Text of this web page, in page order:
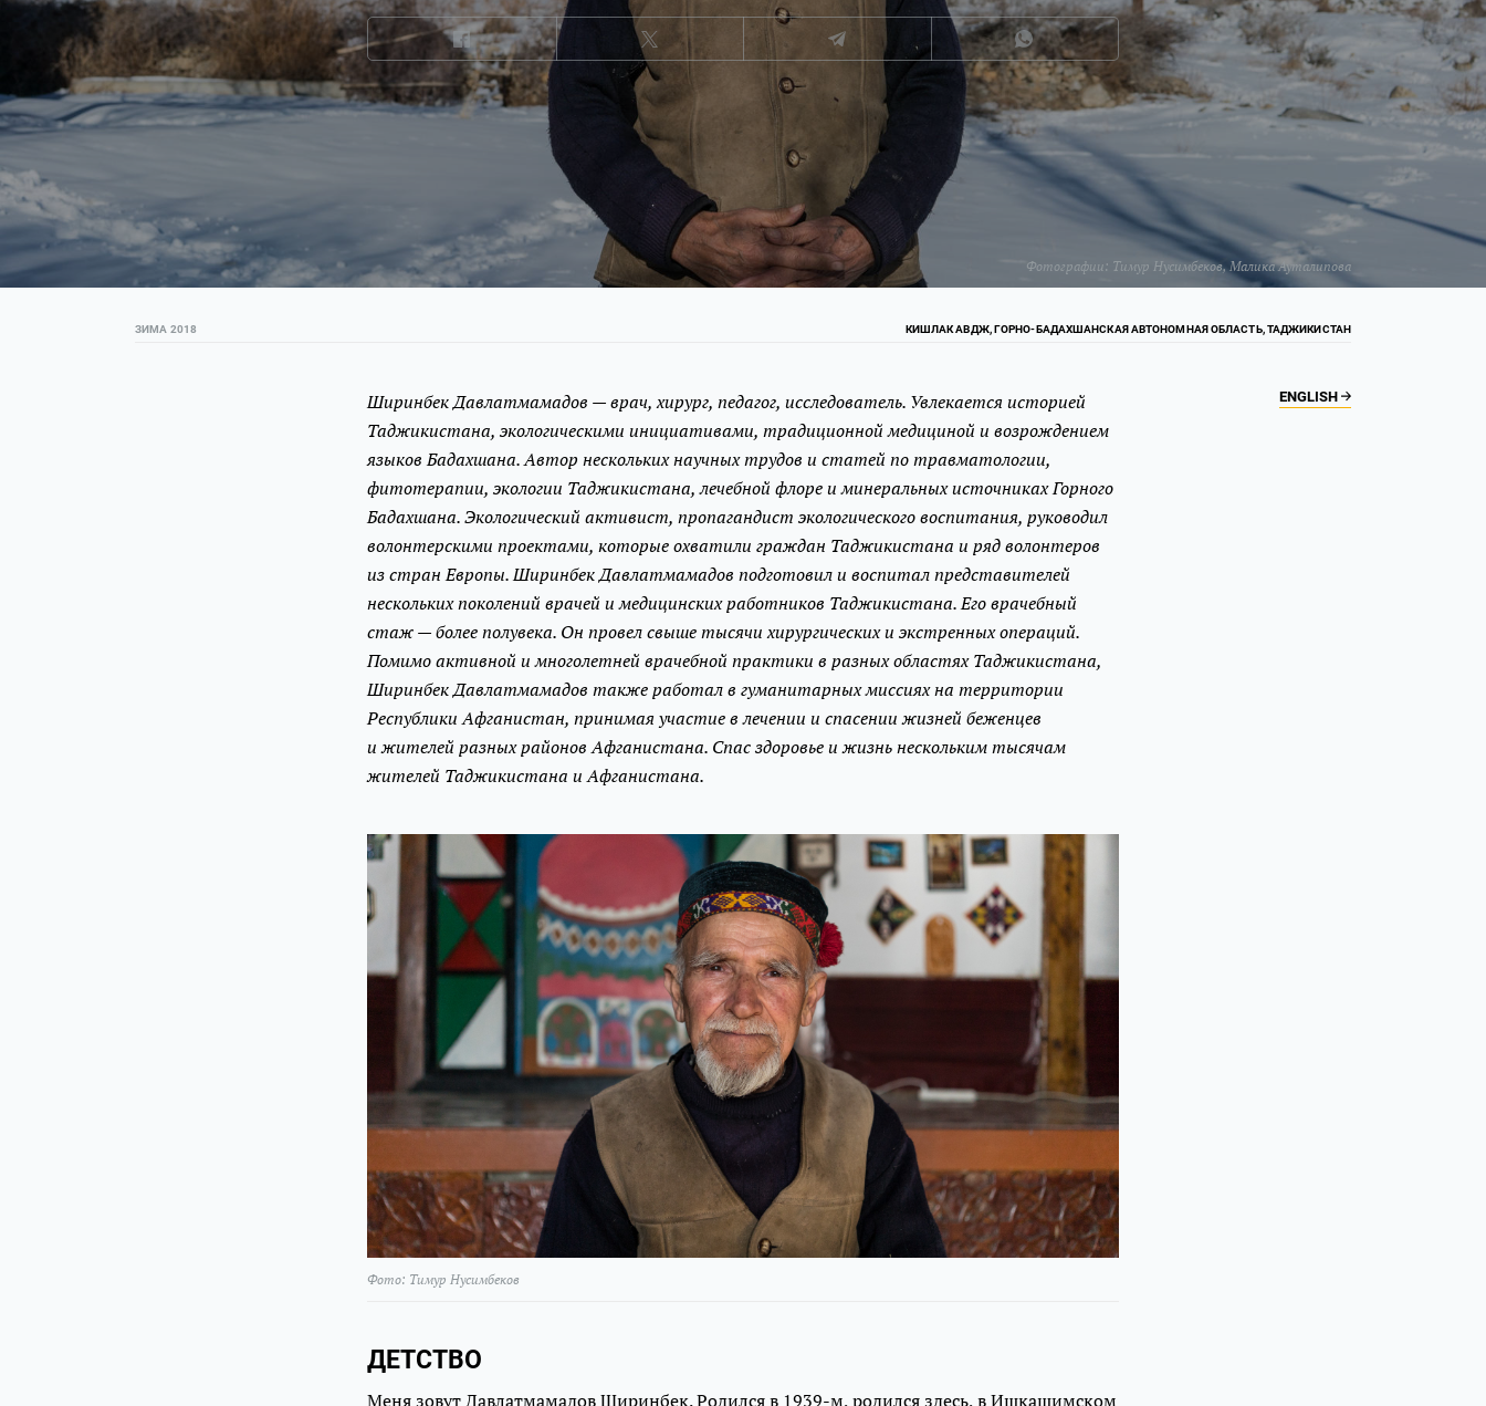
Фотографии: Тимур Нусимбеков, Малика Ауталипова
ЗИМА 2018 КИШЛАК АВДЖ, ГОРНО-БАДАХШАНСКАЯ АВТОНОМНАЯ ОБЛАСТЬ, ТАДЖИКИСТАН
ENGLISH
Ширинбек Давлатмамадов — врач, хирург, педагог, исследователь. Увлекается историей
Таджикистана, экологическими инициативами, традиционной медициной и возрождением
языков Бадахшана. Автор нескольких научных трудов и статей по травматологии,
фитотерапии, экологии Таджикистана, лечебной флоре и минеральных источниках Горного
Бадахшана. Экологический активист, пропагандист экологического воспитания, руководил
волонтерскими проектами, которые охватили граждан Таджикистана и ряд волонтеров
из стран Европы. Ширинбек Давлатмамадов подготовил и воспитал представителей
нескольких поколений врачей и медицинских работников Таджикистана. Его врачебный
стаж — более полувека. Он провел свыше тысячи хирургических и экстренных операций.
Помимо активной и многолетней врачебной практики в разных областях Таджикистана,
Ширинбек Давлатмамадов также работал в гуманитарных миссиях на территории
Республики Афганистан, принимая участие в лечении и спасении жизней беженцев
и жителей разных районов Афганистана. Спас здоровье и жизнь нескольким тысячам
жителей Таджикистана и Афганистана.
Фото: Тимур Нусимбеков
ДЕТСТВО
Меня зовут Давлатмамадов Ширинбек. Родился в 1939-м, родился здесь, в Ишкашимском